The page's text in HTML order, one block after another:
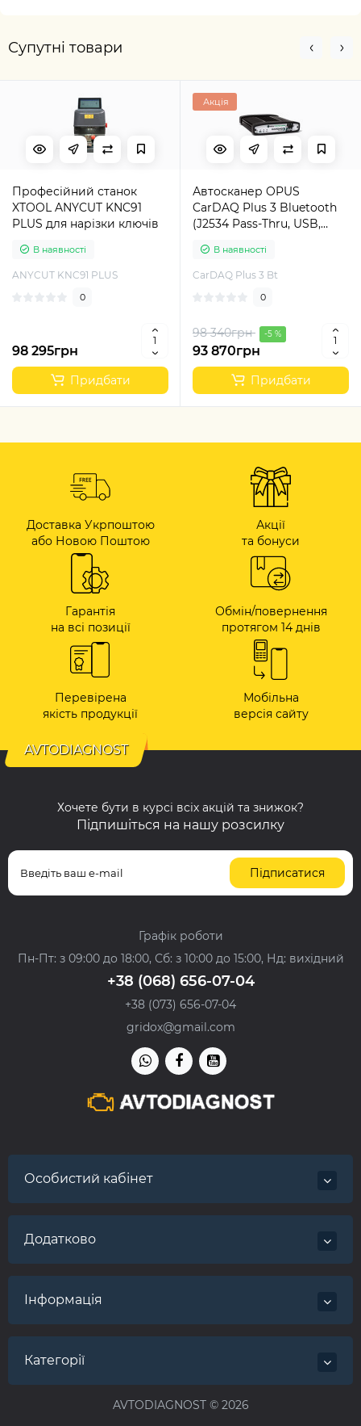
Супутні товари
Професійний станок
XTOOL ANYCUT KNC91
PLUS для нарізки ключів
В наявності
ANYCUT KNC91 PLUS
0
98 295грн
Придбати
Акція
Автосканер OPUS
CarDAQ Plus 3 Bluetooth
(J2534 Pass-Thru, USB,
В наявності
CarDAQ Plus 3 Bt
0
98 340грн -5 %
93 870грн
Придбати
Доставка Укрпоштою
або Новою Поштою
Акції
та бонуси
Гарантія
на всі позиції
Обмін/повернення
протягом 14 днів
Перевірена
якість продукції
Мобільна
версія сайту
AVTODIAGNOST
Хочете бути в курсі всіх акцій та знижок?
Підпишіться на нашу розсилку
Підписатися
Графік роботи
Пн-Пт: з 09:00 до 18:00, Сб: з 10:00 до 15:00, Нд: вихідний
+38 (068) 656-07-04
+38 (073) 656-07-04
gridox@gmail.com
Особистий кабінет
Додатково
Інформація
Категорії
AVTODIAGNOST © 2026